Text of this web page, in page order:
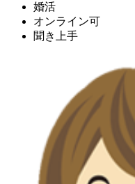
婚活
オンライン可
聞き上手